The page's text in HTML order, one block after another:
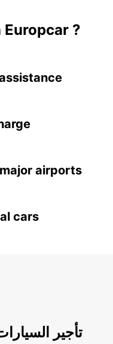
?
airports
cars
تأجير